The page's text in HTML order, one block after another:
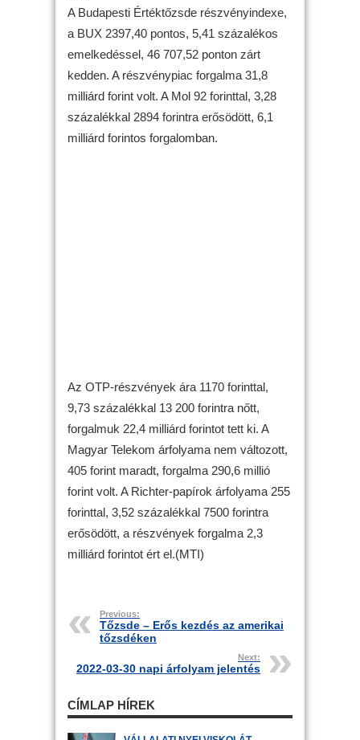
A Budapesti Értéktőzsde részvényindexe,
a BUX 2397,40 pontos, 5,41 százalékos
emelkedéssel, 46 707,52 ponton zárt
kedden. A részvénypiac forgalma 31,8
milliárd forint volt. A Mol 92 forinttal, 3,28
százalékkal 2894 forintra erősödött, 6,1
milliárd forintos forgalomban.
Az OTP-részvények ára 1170 forinttal,
9,73 százalékkal 13 200 forintra nőtt,
forgalmuk 22,4 milliárd forintot tett ki. A
Magyar Telekom árfolyama nem változott,
405 forint maradt, forgalma 290,6 millió
forint volt. A Richter-papírok árfolyama 255
forinttal, 3,52 százalékkal 7500 forintra
erősödött, a részvények forgalma 2,3
milliárd forintot ért el.(MTI)
Previous:
Tőzsde – Erős kezdés az amerikai
tőzsdéken
Next:
2022-03-30 napi árfolyam jelentés
CÍMLAP HÍREK